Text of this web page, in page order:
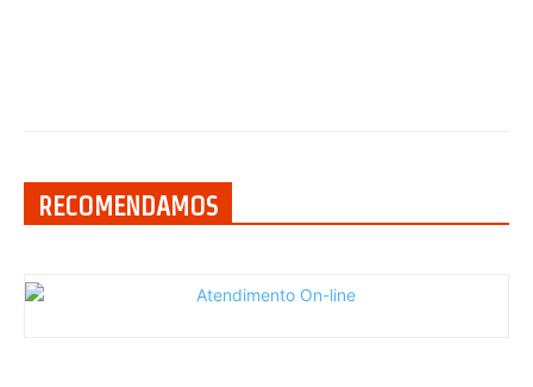
RECOMENDAMOS